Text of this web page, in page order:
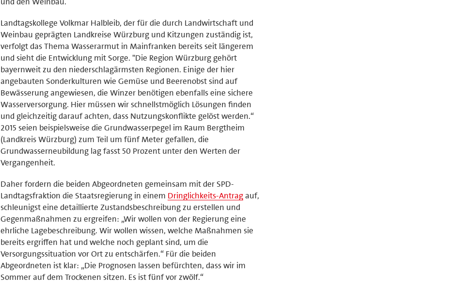
Landtagskollege Volkmar Halbleib, der für die durch Landwirtschaft und
Weinbau geprägten Landkreise Würzburg und Kitzungen zuständig ist,
verfolgt das Thema Wasserarmut in Mainfranken bereits seit längerem
und sieht die Entwicklung mit Sorge. "Die Region Würzburg gehört
bayernweit zu den niederschlagärmsten Regionen. Einige der hier
angebauten Sonderkulturen wie Gemüse und Beerenobst sind auf
Bewässerung angewiesen, die Winzer benötigen ebenfalls eine sichere
Wasserversorgung. Hier müssen wir schnellstmöglich Lösungen finden
und gleichzeitig darauf achten, dass Nutzungskonflikte gelöst werden.“
2015 seien beispielsweise die Grundwasserpegel im Raum Bergtheim
(Landkreis Würzburg) zum Teil um fünf Meter gefallen, die
Grundwasserneubildung lag fasst 50 Prozent unter den Werten der
Vergangenheit.
Daher fordern die beiden Abgeordneten gemeinsam mit der SPD-
Landtagsfraktion die Staatsregierung in einem Dringlichkeits-Antragauf,
schleunigst eine detaillierte Zustandsbeschreibung zu erstellen und
Gegenmaßnahmen zu ergreifen: „Wir wollen von der Regierung eine
ehrliche Lagebeschreibung. Wir wollen wissen, welche Maßnahmen sie
bereits ergriffen hat und welche noch geplant sind, um die
Versorgungssituation vor Ort zu entschärfen.“ Für die beiden
Abgeordneten ist klar: „Die Prognosen lassen befürchten, dass wir im
Sommer auf dem Trockenen sitzen. Es ist fünf vor zwölf.“